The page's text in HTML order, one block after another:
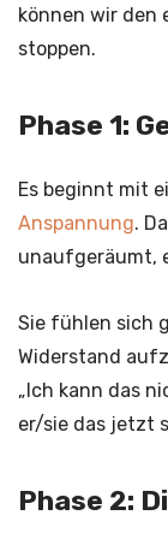
können wir den
stoppen.
Phase 1:
Es beginnt mit
Anspannung.
unaufgeräumt,
Sie fühlen sich
Widerstand
„Ich kann das
er/sie das jetzt
Phase 2: